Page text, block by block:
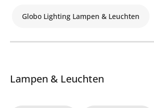
Globo Lighting Lampen & Leuchten
Lampen & Leuchten